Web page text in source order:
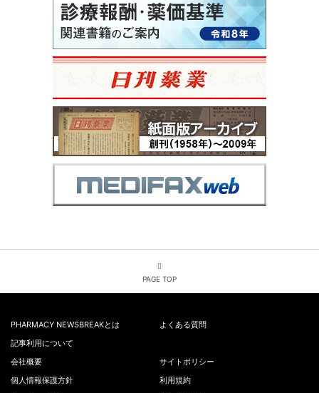
PAGE TOP
PHARMACY NEWSBREAKとは
よくある質問
記事利用について
会社概要
サイトポリシー
個人情報保護方針
利用規約